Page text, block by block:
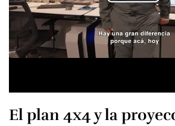
El plan 4x4 y la